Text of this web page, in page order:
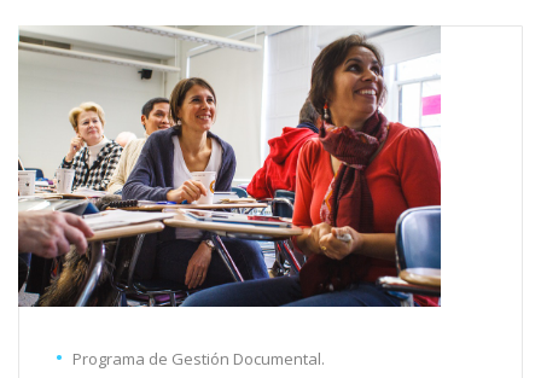
Programa de Gestión Documental.